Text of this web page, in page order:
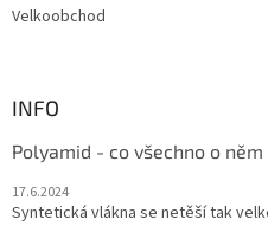
Velkoobchod
INFO
Polyamid - co všechno o
17.6.2024
Syntetická vlákna se netěší tak